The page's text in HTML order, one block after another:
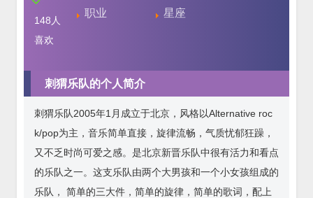
148 人
喜欢
职业
星座
刺猬乐队的个人简介
刺猬乐队2005年1月成立于北京，风格以Alternative roc
k/pop为主，音乐简单直接，旋律流畅，气质忧郁狂躁，
又不乏时尚可爱之感。是北京新晋乐队中很有活力和看点
的乐队之一。这支乐队由两个大男孩和一个小女孩组成的
乐队， 简单的三大件，简单的旋律，简单的歌词，配上